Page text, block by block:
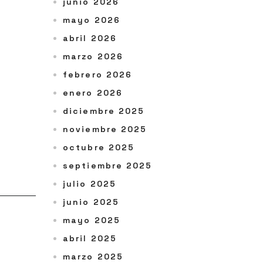
mayo 2026
abril 2026
marzo 2026
febrero 2026
enero 2026
diciembre 2025
noviembre 2025
octubre 2025
septiembre 2025
julio 2025
junio 2025
mayo 2025
abril 2025
marzo 2025